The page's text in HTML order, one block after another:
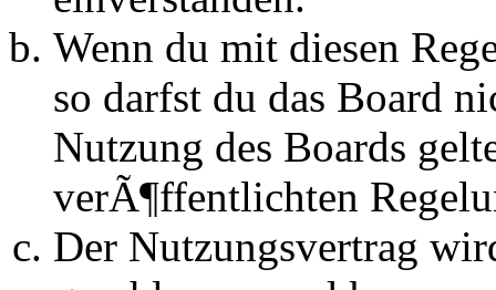
Wenn du mit diesen
so darfst du das Board
Nutzung des Boards
verÃ¶ffentlichten
Der Nutzungsvertrag